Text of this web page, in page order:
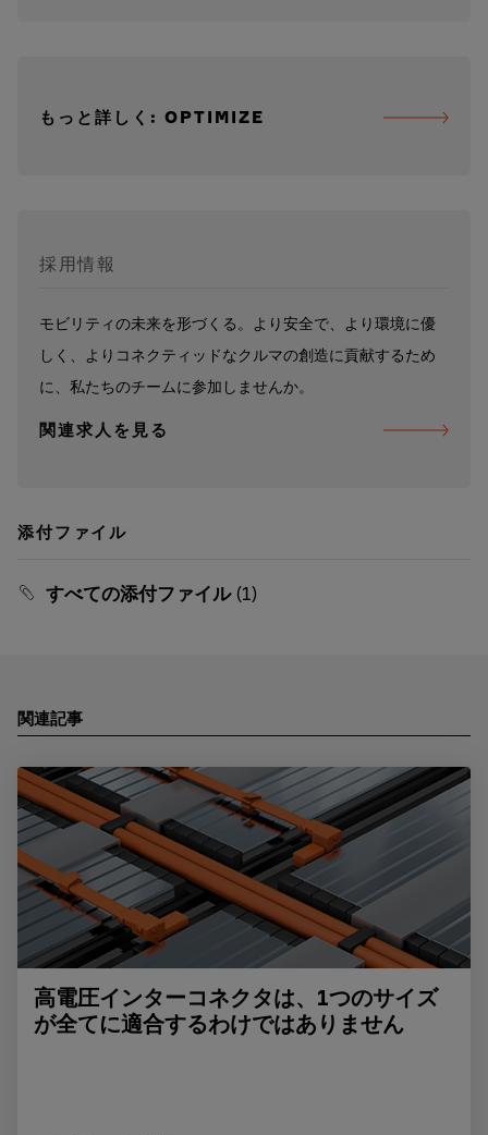
もっと詳しく: OPTIMIZE
採用情報
モビリティの未来を形づくる。より安全で、より環境に優
しく、よりコネクティッドなクルマの創造に貢献するため
に、私たちのチームに参加しませんか。
関連求人を見る
添付ファイル
すべての添付ファイル (1)
関連記事
高電圧インターコネクタは、1つのサイズ
が全てに適合するわけではありません